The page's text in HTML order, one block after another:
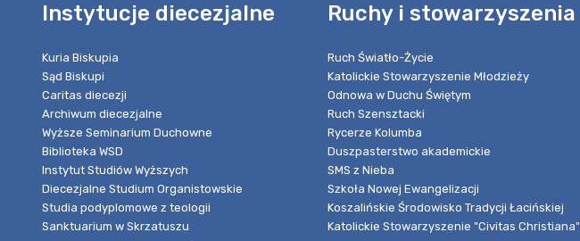
Instytucje diecezjalne
Kuria Biskupia
Sąd Biskupi
Caritas diecezji
Archiwum diecezjalne
Wyższe Seminarium Duchowne
Biblioteka WSD
Instytut Studiów Wyższych
Diecezjalne Studium Organistowskie
Studia podyplomowe z teologii
Sanktuarium w Skrzatuszu
Ruchy i stowarzyszenia
Ruch Światło-Życie
Katolickie Stowarzyszenie Młodzieży
Odnowa w Duchu Świętym
Ruch Szensztacki
Rycerze Kolumba
Duszpasterstwo akademickie
SMS z Nieba
Szkoła Nowej Ewangelizacji
Koszalińskie Środowisko Tradycji Łacińskiej
Katolickie Stowarzyszenie "Civitas Christiana"